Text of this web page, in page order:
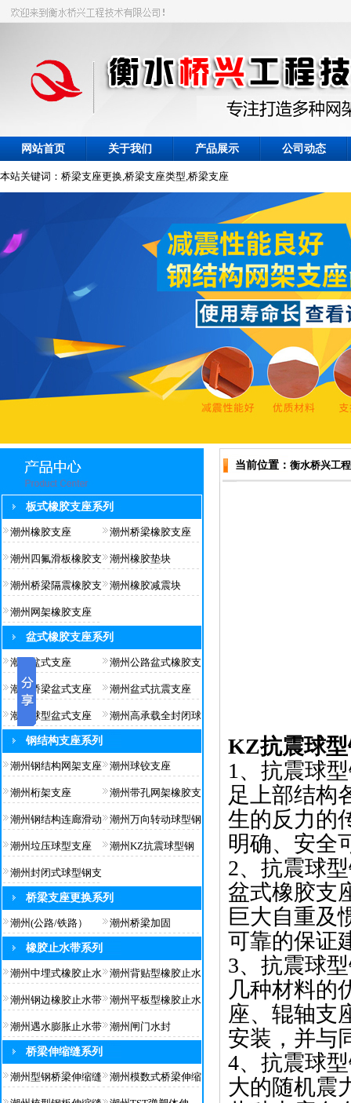
网站首页 关于我们 产品展示 公司动态
本站关键词：桥梁支座更换,桥梁支座类型,桥梁支座
板式橡胶支座系列
潮州橡胶支座 潮州桥梁橡胶支座
潮州四氟滑板橡胶支 潮州橡胶垫块
潮州桥梁隔震橡胶支 潮州橡胶减震块
潮州网架橡胶支座
盆式橡胶支座系列
潮州盆式支座 潮州公路盆式橡胶支
潮州桥梁盆式支座 潮州盆式抗震支座
潮州球型盆式支座 潮州高承载全封闭球
钢结构支座系列
潮州钢结构网架支座 潮州球铰支座
潮州桁架支座 潮州带孔网架橡胶支
潮州钢结构连廊滑动 潮州万向转动球型钢
潮州垃压球型支座 潮州KZ抗震球型钢
潮州封闭式球型钢支
桥梁支座更换系列
潮州(公路/铁路） 潮州桥梁加固
橡胶止水带系列
潮州中埋式橡胶止水 潮州背贴型橡胶止水
潮州钢边橡胶止水带 潮州平板型橡胶止水
潮州遇水膨胀止水带 潮州闸门水封
桥梁伸缩缝系列
潮州型钢桥梁伸缩缝 潮州模数式桥梁伸缩
当前位置： 衡水桥兴工
KZ抗震球
1、抗震球
足上部结构
生的反力的
明确、安全
2、抗震球
盆式橡胶支
巨大自重及
可靠的保证
3、抗震球
几种材料的
座、辊轴支
安装，并与
4、抗震球
大的随机震